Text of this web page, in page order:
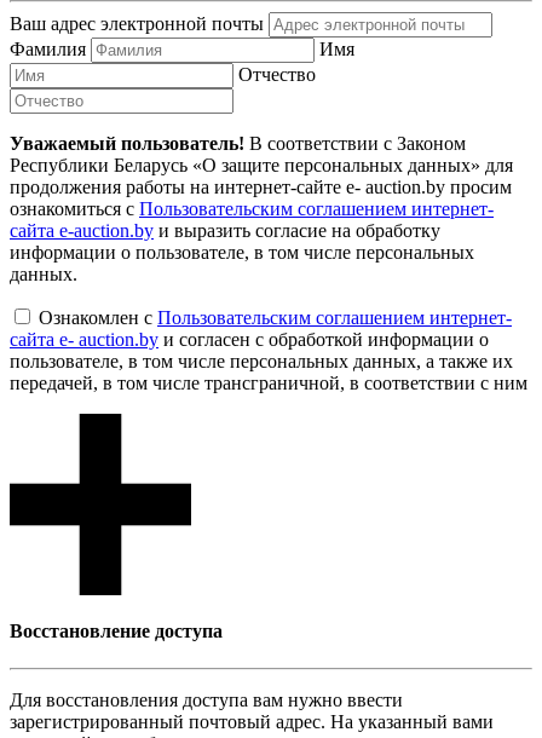
Ваш адрес электронной почты
Фамилия
Имя
Отчество
Уважаемый пользователь! В соответствии с Законом
Республики Беларусь «О защите персональных данных» для
продолжения работы на интернет-сайте e- auction.by просим
ознакомиться с Пользовательским соглашением интернет-
сайта e-auction.by и выразить согласие на обработку
информации о пользователе, в том числе персональных
данных.
Ознакомлен с Пользовательским соглашением интернет-
сайта e- auction.by и согласен с обработкой информации о
пользователе, в том числе персональных данных, а также их
передачей, в том числе трансграничной, в соответствии с ним
Восcтановление доступа
Для восcтановления доступа вам нужно ввести
зарегистрированный почтовый адрес. На указанный вами